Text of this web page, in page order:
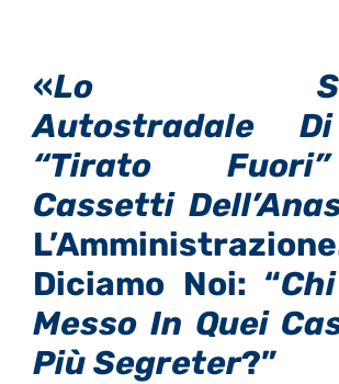
«Lo
Autostradale
“tirato
Cassetti
Diciamo Noi: “
Messo In Quei
Più Segreter?”